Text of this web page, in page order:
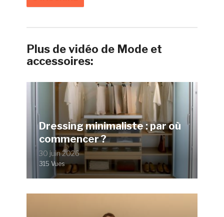
Plus de vidéo de Mode et
accessoires:
Dressing minimaliste : par où
commencer ?
30 juin 2026
315 Vues